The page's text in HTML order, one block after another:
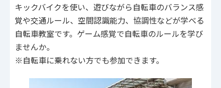
キックバイクを使い、遊びながら自転車のバランス感
覚や交通ルール、空間認識能力、協調性などが学べる
自転車教室です。ゲーム感覚で自転車のルールを学び
ませんか。
※自転車に乗れない方でも参加できます。